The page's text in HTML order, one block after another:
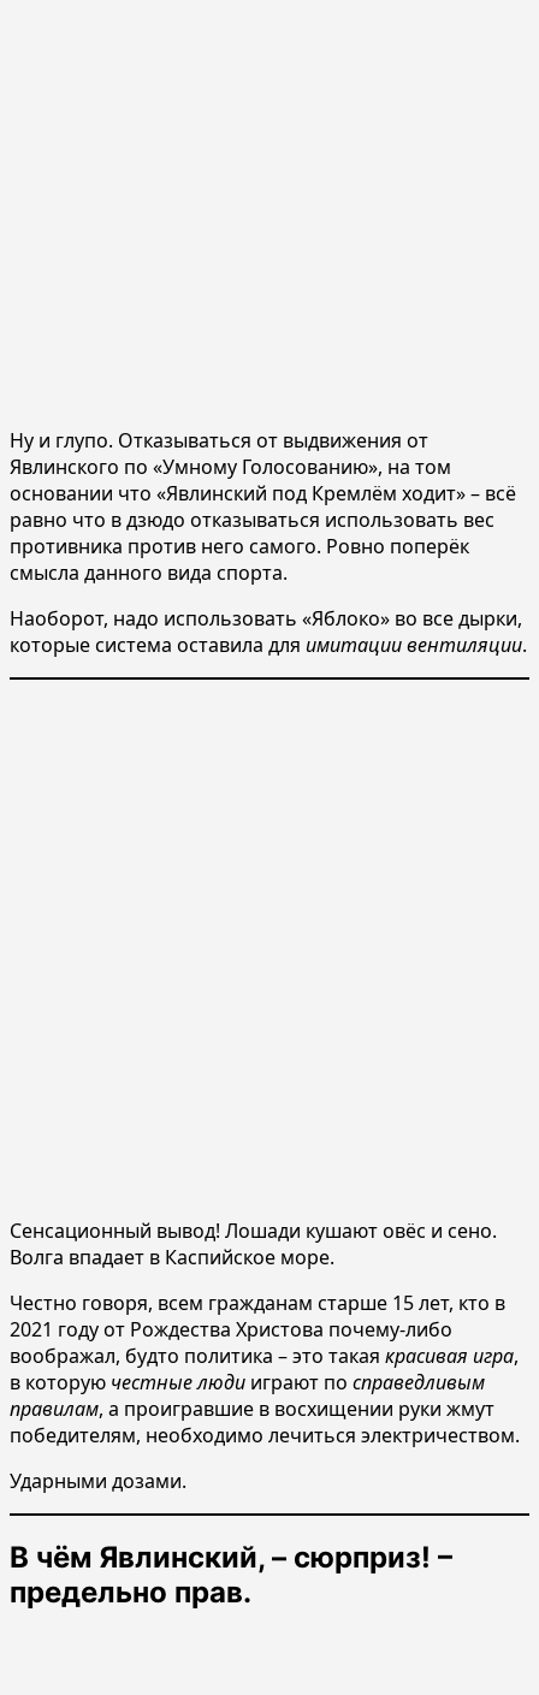
Ну и глупо. Отказываться от выдвижения от
Явлинского по «Умному Голосованию», на том
основании что «Явлинский под Кремлём ходит» – всё
равно что в дзюдо отказываться использовать вес
противника против него самого. Ровно поперёк
смысла данного вида спорта.
Наоборот, надо использовать «Яблоко» во все дырки,
которые система оставила для имитации вентиляции.
Сенсационный вывод! Лошади кушают овёс и сено.
Волга впадает в Каспийское море.
Честно говоря, всем гражданам старше 15 лет, кто в
2021 году от Рождества Христова почему-либо
воображал, будто политика – это такая красивая игра,
в которую честные люди играют по справедливым
правилам, а проигравшие в восхищении руки жмут
победителям, необходимо лечиться электричеством.
Ударными дозами.
В чём Явлинский, – сюрприз! –
предельно прав.